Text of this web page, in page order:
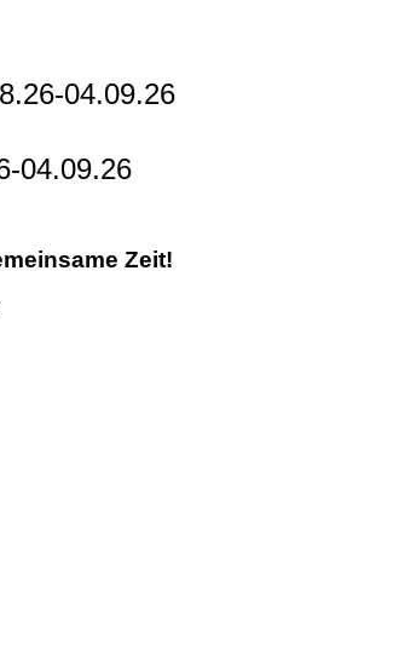
04.09.26
04.09.26
Zeit!